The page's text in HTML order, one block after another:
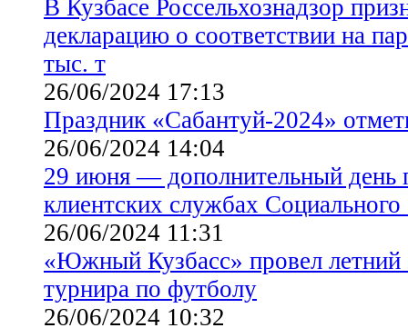
В Кузбасе Россельхознадзор
декларацию о соответствии на
тыс. т
26/06/2024 17:13
Праздник «Сабантуй-2024»
26/06/2024 14:04
29 июня — дополнительный день
клиентских службах
26/06/2024 11:31
«Южный Кузбасс» провел летний
турнира по футболу
26/06/2024 10:32